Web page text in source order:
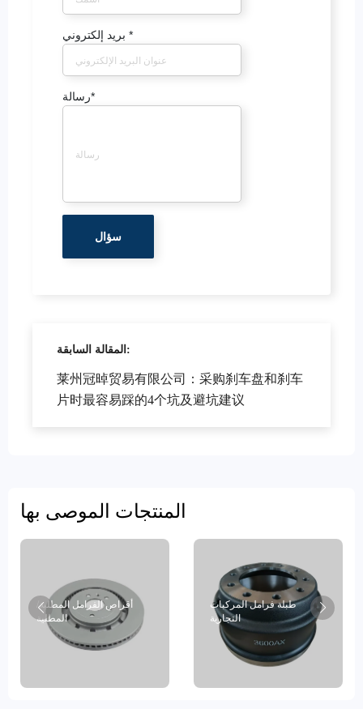
*
رسالة*
المقالة السابقة:
莱州冠晫贸易有限公司：采购刹车盘和刹车
片时最容易踩的4个坑及避坑建议
المنتجات الموصى بها
أقراص الفرامل المطلية/
المطلية
طبلة فرامل المركبات
التجارية